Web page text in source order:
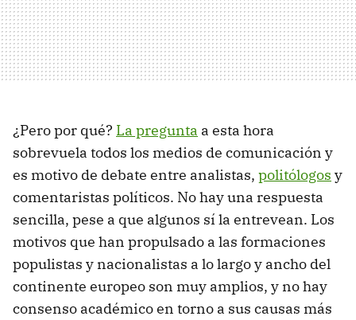
¿Pero por qué? La pregunta a esta hora
sobrevuela todos los medios de comunicación y
es motivo de debate entre analistas, politólogos y
comentaristas políticos. No hay una respuesta
sencilla, pese a que algunos sí la entrevean. Los
motivos que han propulsado a las formaciones
populistas y nacionalistas a lo largo y ancho del
continente europeo son muy amplios, y no hay
consenso académico en torno a sus causas más